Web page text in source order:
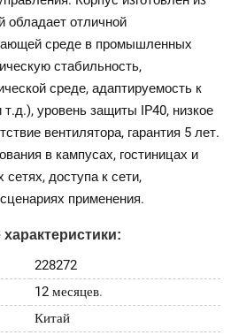
обладает отличной
среде в промышленных
стабильность,
среде, адаптируемость к
т.д.), уровень защиты IP40, низкое
вентилятора, гарантия 5 лет.
в кампусах, гостиницах и
доступа к сети,
применения.
характеристики:
228272
12 месяцев.
Китай